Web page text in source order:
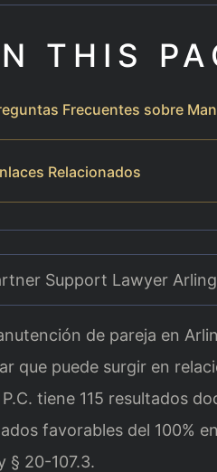
THIS
Frecuentes sobre
Relacionados
de pareja en
que puede surgir en
P.C. tiene 115 resultados
favorables del 100%
§ 20-107.3.